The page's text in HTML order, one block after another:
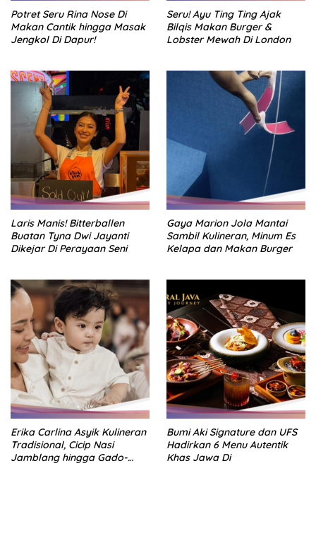
Potret Seru Rina Nose Di
Makan Cantik hingga Masak
Jengkol Di Dapur!
Seru! Ayu Ting Ting Ajak
Bilqis Makan Burger &
Lobster Mewah Di London
Laris Manis! Bitterballen
Buatan Tyna Dwi Jayanti
Dikejar Di Perayaan Seni
Gaya Marion Jola Mantai
Sambil Kulineran, Minum Es
Kelapa dan Makan Burger
Erika Carlina Asyik Kulineran
Tradisional, Cicip Nasi
Jamblang hingga Gado-
Bumi Aki Signature dan UFS
Hadirkan 6 Menu Autentik
Khas Jawa Di